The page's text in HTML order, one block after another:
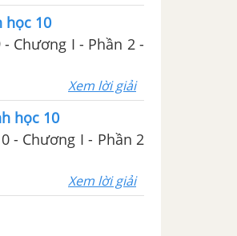
học 10
Chương I - Phần 2 -
Xem lời giải
học 10
- Chương I - Phần 2
Xem lời giải